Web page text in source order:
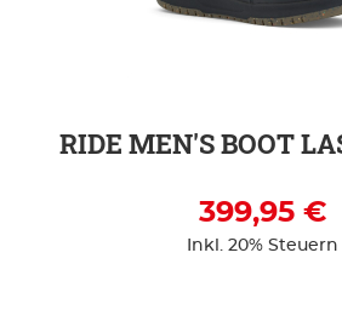
RIDE MEN'S BOOT
399,95 €
Inkl. 20% Steuern